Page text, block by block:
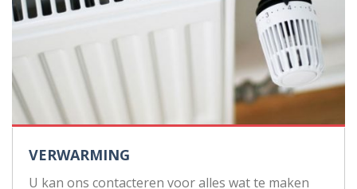
VERWARMING
U kan ons contacteren voor alles wat te maken